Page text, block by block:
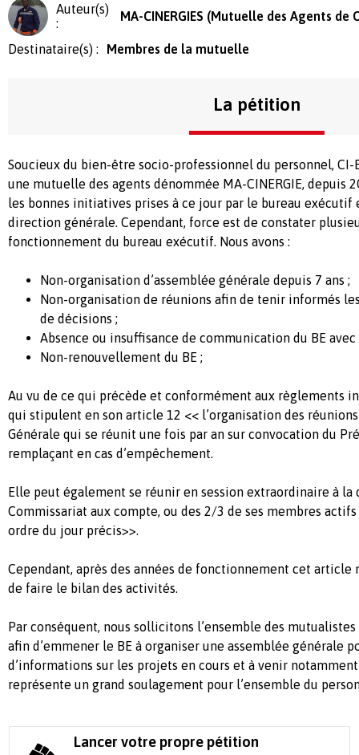
Auteur(s)
:
MA-CINERGIES (Mutuelle des Agents de
Destinataire(s) : Membres de la mutuelle
La pétition
Soucieux du bien-être socio-professionnel du personnel, CI-
une mutuelle des agents dénommée MA-CINERGIE, depuis
les bonnes initiatives prises à ce jour par le bureau exécutif
direction générale. Cependant, force est de constater
fonctionnement du bureau exécutif. Nous avons :
Non-organisation d’assemblée générale depuis 7 ans ;
Non-organisation de réunions afin de tenir informés
de décisions ;
Absence ou insuffisance de communication du BE
Non-renouvellement du BE ;
Au vu de ce qui précède et conformément aux règlements
qui stipulent en son article 12 << l’organisation des
Générale qui se réunit une fois par an sur convocation du
remplaçant en cas d’empêchement.
Elle peut également se réunir en session extraordinaire à la
Commissariat aux compte, ou des 2/3 de ses membres
ordre du jour précis>>.
Cependant, après des années de fonctionnement cet article
de faire le bilan des activités.
Par conséquent, nous sollicitons l’ensemble des
afin d’emmener le BE à organiser une assemblée générale
d’informations sur les projets en cours et à venir
représente un grand soulagement pour l’ensemble du
Lancer votre propre pétition